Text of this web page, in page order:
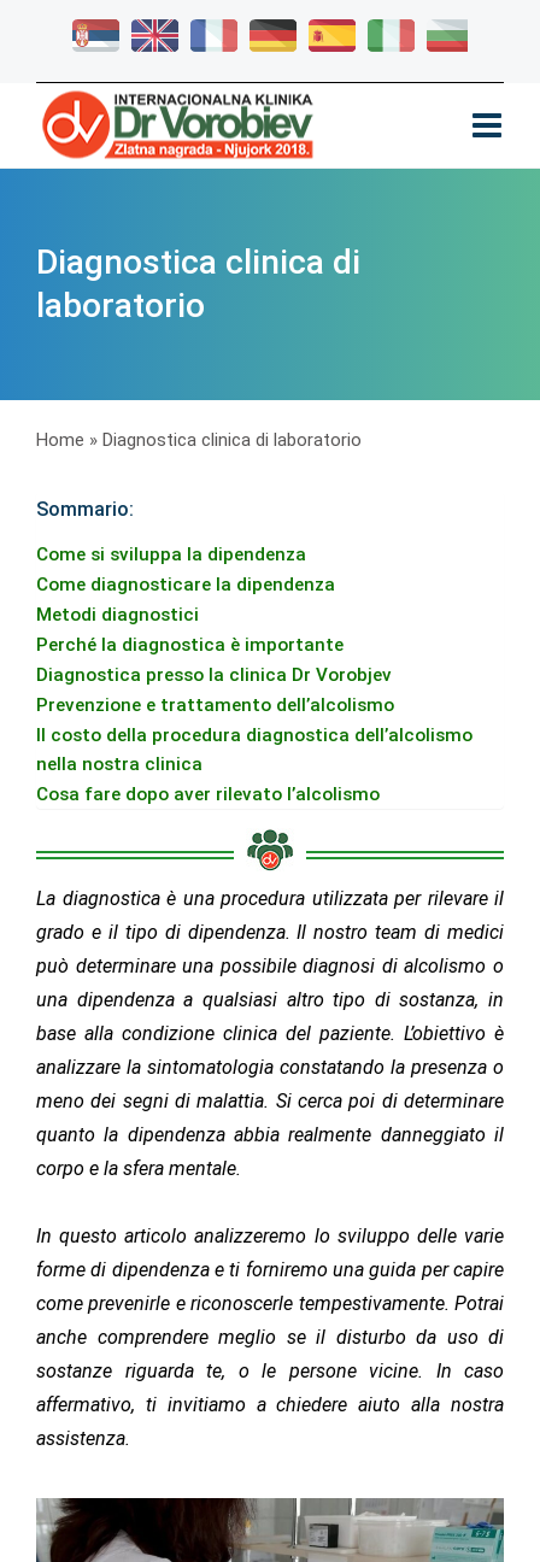
Diagnostica clinica di
laboratorio
Home » Diagnostica clinica di laboratorio
Sommario:
Come si sviluppa la dipendenza
Come diagnosticare la dipendenza
Metodi diagnostici
Perché la diagnostica è importante
Diagnostica presso la clinica Dr Vorobjev
Prevenzione e trattamento dell’alcolismo
Il costo della procedura diagnostica dell’alcolismo
nella nostra clinica
Cosa fare dopo aver rilevato l’alcolismo
La diagnostica è una procedura utilizzata per rilevare il
grado e il tipo di dipendenza. Il nostro team di medici
può determinare una possibile diagnosi di alcolismo o
una dipendenza a qualsiasi altro tipo di sostanza, in
base alla condizione clinica del paziente. L’obiettivo è
analizzare la sintomatologia constatando la presenza o
meno dei segni di malattia. Si cerca poi di determinare
quanto la dipendenza abbia realmente danneggiato il
corpo e la sfera mentale.
In questo articolo analizzeremo lo sviluppo delle varie
forme di dipendenza e ti forniremo una guida per capire
come prevenirle e riconoscerle tempestivamente. Potrai
anche comprendere meglio se il disturbo da uso di
sostanze riguarda te, o le persone vicine. In caso
affermativo, ti invitiamo a chiedere aiuto alla nostra
assistenza.